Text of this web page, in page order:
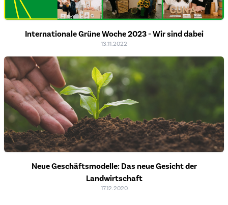
Internationale Grüne Woche 2023 - Wir sind dabei
13.11.2022
Neue Geschäftsmodelle: Das neue Gesicht der
Landwirtschaft
17.12.2020